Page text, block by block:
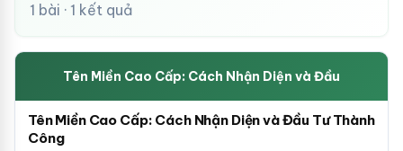
1 bài · 1 kết quả
Tên Miền Cao Cấp: Cách Nhận Diện và Đầu
Tên Miền Cao Cấp: Cách Nhận Diện và Đầu Tư Thành
Công